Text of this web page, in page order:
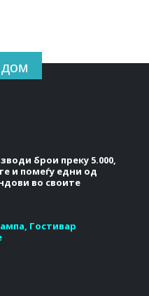
брои преку 5.000,
и помеѓу едни од
во своите
Гостивар